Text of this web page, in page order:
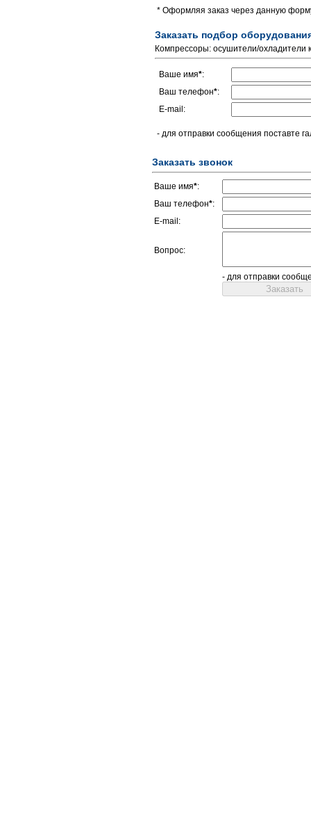
* Оформляя заказ через данную
Заказать подбор
Компрессоры: осушители/охладители
Ваше имя*:
Ваш телефон*:
E-mail:
- для отправки сообщения поставте
Заказать звонок
Ваше имя*:
Ваш телефон*:
E-mail:
Вопрос:
- для отправки